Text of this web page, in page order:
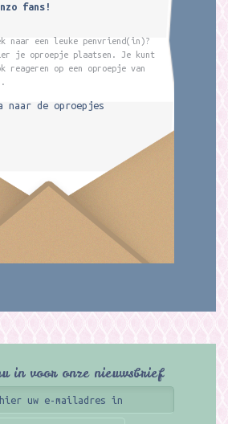
fans!
naar een leuke penvriend(in)?
je oproepje plaatsen. Je kunt
reageren op een oproepje van
naar de oproepjes
in voor onze nieuwsbrief